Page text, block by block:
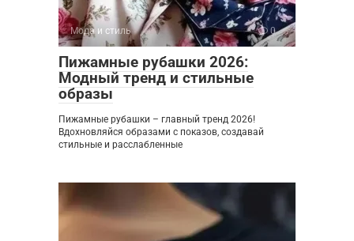
Мода и стиль 0
Пижамные рубашки 2026:
Модный тренд и стильные
образы
Пижамные рубашки – главный тренд 2026!
Вдохновляйся образами с показов, создавай
стильные и расслабленные